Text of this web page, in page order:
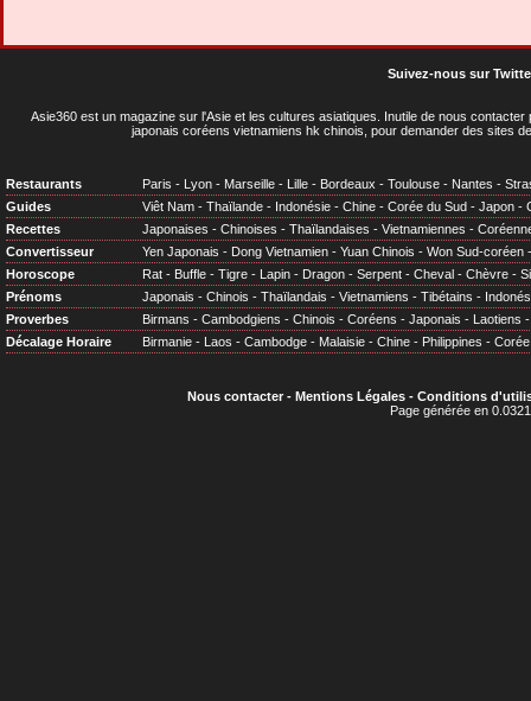
Suivez-nous sur
Asie360 est un magazine sur l'Asie et les cultures asiatiques . Inutile de nous
japonais coréens vietnamiens hk chinois, pour demander des sites
Restaurants Paris - Lyon - Marseille - Lille - Bordeaux - Toulouse - Nantes -
Guides
Viêt Nam - Thaïlande - Indonésie - Chine - Corée du Sud - Japon -
Recettes
Japonaises - Chinoises - Thaïlandaises - Vietnamiennes -
Convertisseur
Yen Japonais - Dong Vietnamien - Yuan Chinois - Won Sud-coréen
Horoscope
Rat - Buffle - Tigre - Lapin - Dragon - Serpent - Cheval - Chèvre -
Prénoms
Japonais - Chinois - Thaïlandais - Vietnamiens - Tibétains -
Proverbes
Birmans - Cambodgiens - Chinois - Coréens - Japonais - Laotiens
Décalage Horaire
Birmanie - Laos - Cambodge - Malaisie - Chine - Philippines - Corée
Nous contacter- Mentions Légales- Conditions
Page générée en